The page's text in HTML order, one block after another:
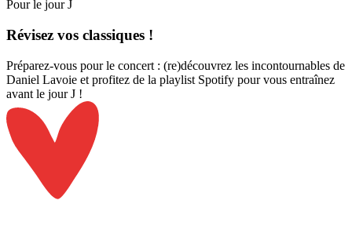
Pour le jour J
Révisez vos classiques !
Préparez-vous pour le concert : (re)découvrez les incontournables de
Daniel Lavoie et profitez de la playlist Spotify pour vous entraînez
avant le jour J !